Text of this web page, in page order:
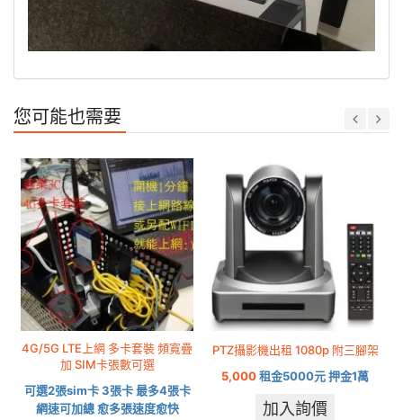
您可能也需要
4G/5G LTE上網 多卡套裝 頻寬疊
加 SIM卡張數可選
可選2張sim卡 3張卡 最多4張卡
網速可加總 愈多張速度愈快
PTZ攝影機出租 1080p 附三腳架
5,000租金5000元 押金1萬
加入詢價